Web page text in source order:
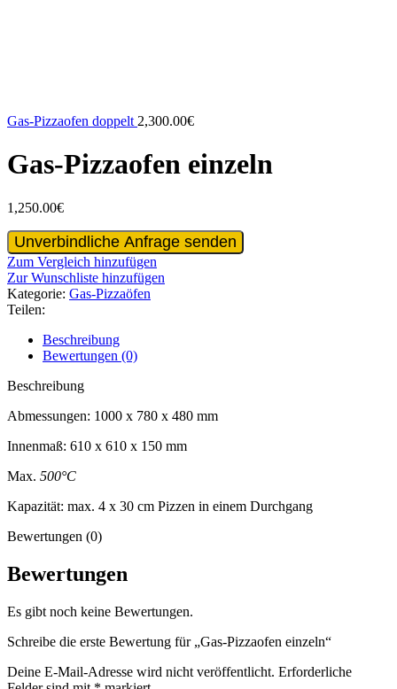
Gas-Pizzaofen doppelt 2,300.00€
Gas-Pizzaofen einzeln
1,250.00€
Gas-
Pizzaofen
einzeln
Menge
Unverbindliche Anfrage senden
Zum Vergleich hinzufügen
Zur Wunschliste hinzufügen
Kategorie: Gas-Pizzaöfen
Teilen:
Beschreibung
Bewertungen (0)
Beschreibung
Abmessungen: 1000 x 780 x 480 mm
Innenmaß: 610 x 610 x 150 mm
Max. 500°C
Kapazität: max. 4 x 30 cm Pizzen in einem Durchgang
Bewertungen (0)
Bewertungen
Es gibt noch keine Bewertungen.
Schreibe die erste Bewertung für „Gas-Pizzaofen einzeln“
Deine E-Mail-Adresse wird nicht veröffentlicht. Erforderliche